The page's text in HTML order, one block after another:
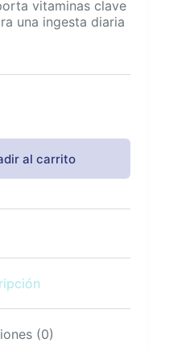
vitaminas clave
una ingesta diaria
al carrito
(0)